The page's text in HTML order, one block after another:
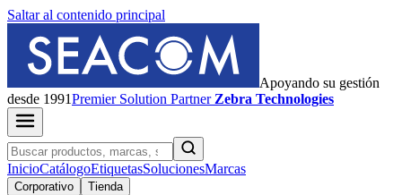
Saltar al contenido principal
Apoyando su gestión
desde 1991PremierSolution Partner Zebra Technologies
InicioCatálogoEtiquetasSolucionesMarcas
Corporativo Tienda